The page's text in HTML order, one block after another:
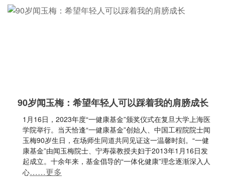
90岁闻玉梅：希望年轻人可以踩着我的肩膀成长
1月16日，2023年度“一健康基金”颁奖仪式在复旦大学上海医
学院举行。当天恰逢“一健康基金”创始人、中国工程院院士闻
玉梅90岁生日，在场师生同道共同见证这一温馨时刻。“一健
康基金”由闻玉梅院士、宁寿葆教授夫妇于2013年1月16日发
起成立。十余年来，基金倡导的“一体化健康”理念逐渐深入人
心……更多